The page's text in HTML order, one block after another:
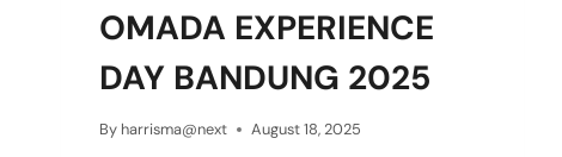
OMADA EXPERIENCE
DAY BANDUNG 2025
By harrisma@next August 18, 2025